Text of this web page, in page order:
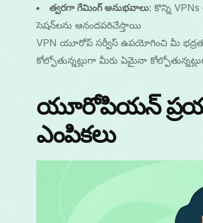
త్వరగా గేమింగ్ అనుభవాలు: కొన్ని
సెషన్‌లను ఆనందపరిచేస్తాయి
VPN యూరోప్ సర్వీస్ ఉపయోగించి మీ
కోల్పోతున్నట్లుగా మీరు ఏమైనా
యూరోపియన్
ఎంపికలు